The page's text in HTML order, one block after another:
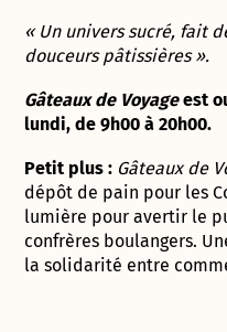
« Un univers sucré, fait
douceurs pâtissières ».
Gâteaux de Voyageest
lundi, de 9h00 à 20h00.
Petit plus : Gâteaux de
dépôt de pain pour les
lumière pour avertir le
confrères boulangers.
la solidarité entre